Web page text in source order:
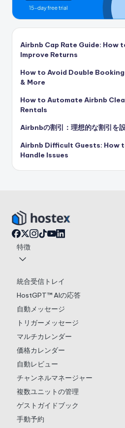
Airbnb Cap Rate Guide: How
Improve Returns
How to Avoid Double
& More
How to Automate Airbnb
Rentals
Airbnbの割引：理想的な割引を
Airbnb Difficult Guests: How
Handle Issues
特徴
統合受信トレイ
HostGPT™ AIの応答
自動メッセージ
トリガーメッセージ
マルチカレンダー
価格カレンダー
自動レビュー
チャンネルマネージャー
複数ユニットの管理
ゲストガイドブック
手動予約